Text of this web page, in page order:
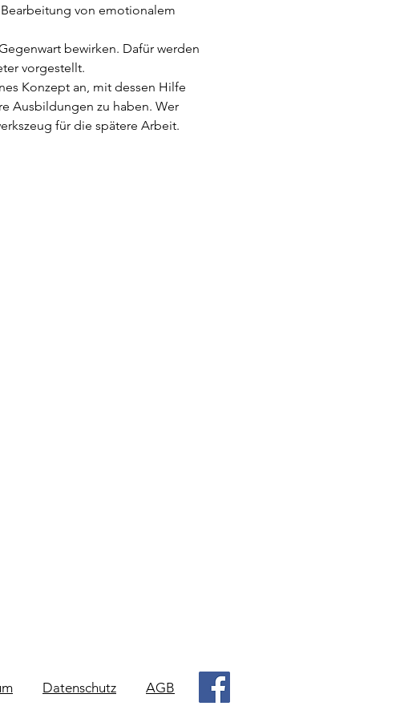
von emotionalem
bewirken. Dafür werden
vorgestellt.
Konzept an, mit dessen Hilfe
Ausbildungen zu haben. Wer
für die spätere Arbeit.
Datenschutz AGB